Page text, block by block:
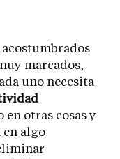
marcados,
uno necesita
en otras cosas y
algo